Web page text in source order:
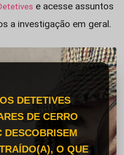
e acesse assuntos
a investigação em geral.
DETETIVES
DE CERRO
DESCOBRISEM
O QUE